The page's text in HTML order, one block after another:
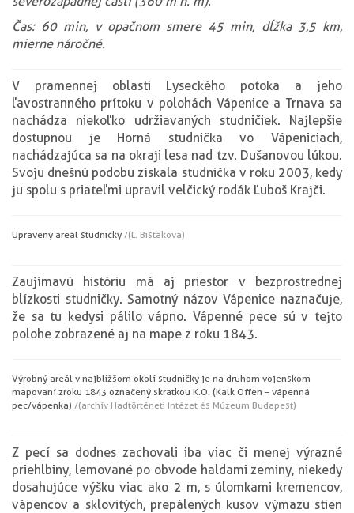
Čas: 60 min, v opačnom smere 45 min, dĺžka 3,5 km,
mierne náročné.
V pramennej oblasti Lyseckého potoka a jeho
ľavostranného prítoku v polohách Vápenice a Trnava sa
nachádza niekoľko udržiavaných studničiek. Najlepšie
dostupnou je Horná studnička vo Vápeniciach,
nachádzajúca sa na okraji lesa nad tzv. Dušanovou lúkou.
Svoju dnešnú podobu získala studnička v roku 2003, kedy
ju spolu s priateľmi upravil velčický rodák Ľuboš Krajči.
Upravený areál studničky /(Ľ. Bistáková)
Zaujímavú históriu má aj priestor v bezprostrednej
blízkosti studničky. Samotný názov Vápenice naznačuje,
že sa tu kedysi pálilo vápno. Vápenné pece sú v tejto
polohe zobrazené aj na mape z roku 1843.
Výrobný areál v najbližšom okolí studničky je na druhom vojenskom
mapovaní z roku 1843 označený skratkou K.O. (Kalk Offen – vápenná
pec/vápenka) /(archív Hadtörténeti Intézet és Múzeum Budapest)
Z pecí sa dodnes zachovali iba viac či menej výrazné
priehlbiny, lemované po obvode haldami zeminy, niekedy
dosahujúce výšku viac ako 2 m, s úlomkami kremencov,
vápencov a sklovitých, prepálených kusov výmazu stien